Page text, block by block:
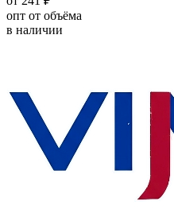
опт от объёма
в наличии